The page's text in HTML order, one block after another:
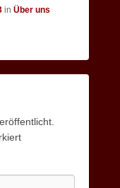
in Über uns